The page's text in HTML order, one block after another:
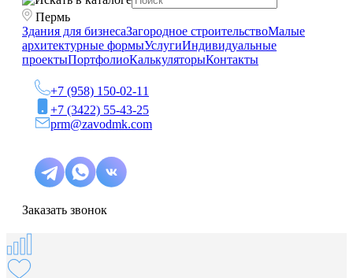
Пермь
Здания для бизнесаЗагородное строительствоМалые
архитектурные формыУслугиИндивидуальные
проектыПортфолиоКалькуляторыКонтакты
+7 (958) 150-02-11
+7 (3422) 55-43-25
prm@zavodmk.com
Заказать звонок